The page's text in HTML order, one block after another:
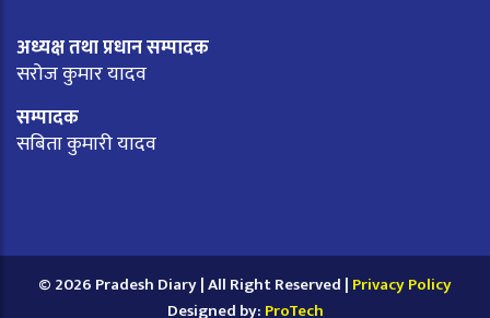
अध्यक्ष तथा प्रधान सम्पादक
सरोज कुमार यादव
सम्पादक
सबिता कुमारी यादव
© 2026 Pradesh Diary | All Right Reserved | Privacy Policy
Designed by: ProTech